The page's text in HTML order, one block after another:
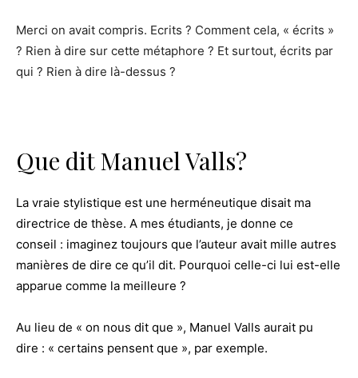
Merci on avait compris. Ecrits ? Comment cela, « écrits »
? Rien à dire sur cette métaphore ? Et surtout, écrits par
qui ? Rien à dire là-dessus ?
Que dit Manuel Valls?
La vraie stylistique est une herméneutique disait ma
directrice de thèse. A mes étudiants, je donne ce
conseil : imaginez toujours que l’auteur avait mille autres
manières de dire ce qu’il dit. Pourquoi celle-ci lui est-elle
apparue comme la meilleure ?
Au lieu de « on nous dit que », Manuel Valls aurait pu
dire : « certains pensent que », par exemple.